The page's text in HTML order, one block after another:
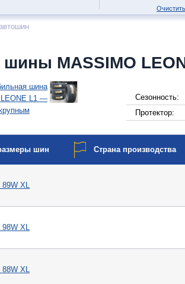
MASSIMO
Сезонность:
Протектор:
шин Страна производства
89W XL
98W XL
88W XL